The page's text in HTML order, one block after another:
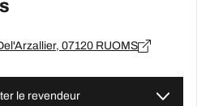
07120 RUOMS
le revendeur